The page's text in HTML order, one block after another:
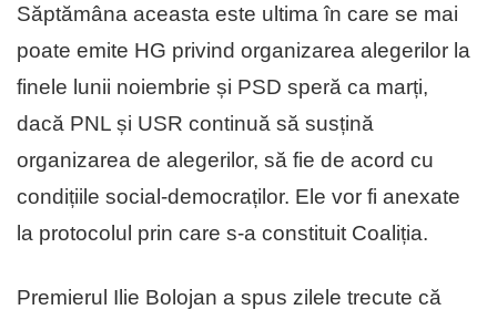
Săptămâna aceasta este ultima în care se mai
poate emite HG privind organizarea alegerilor la
finele lunii noiembrie și PSD speră ca marți,
dacă PNL și USR continuă să susțină
organizarea de alegerilor, să fie de acord cu
condițiile social-democraților. Ele vor fi anexate
la protocolul prin care s-a constituit Coaliția.
Premierul Ilie Bolojan a spus zilele trecute că